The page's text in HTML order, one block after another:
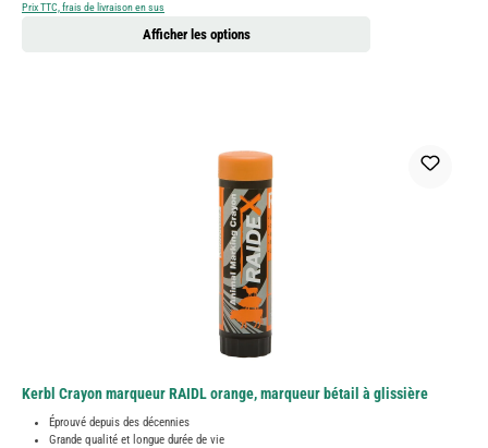
Prix TTC, frais de livraison en sus
Afficher les options
Kerbl Crayon marqueur RAIDL orange, marqueur bétail à glissière
Éprouvé depuis des décennies
Grande qualité et longue durée de vie